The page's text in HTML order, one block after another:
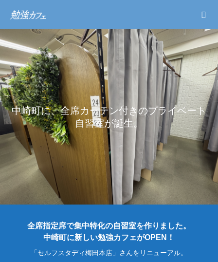
中崎町に、全席カーテン付きのプラ イベート
自習室が誕生。
全席指定席で集中特化の自習室を作りました。
中崎町に新しい勉強カフェがOPEN！
「セルフスタディ梅田本店」さんをリニューアル。